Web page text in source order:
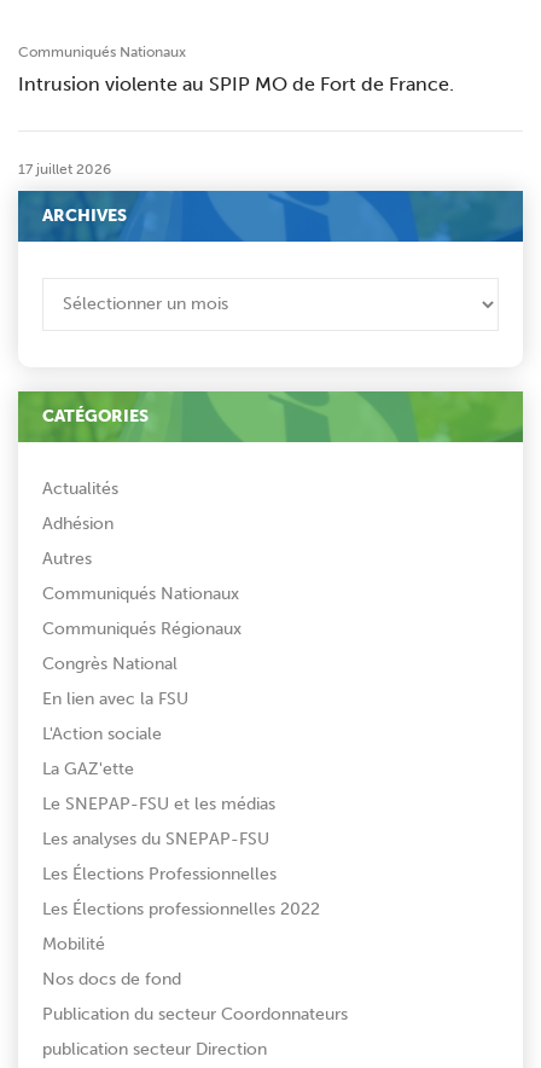
Communiqués Nationaux
Intrusion violente au SPIP MO de Fort de France.
17 juillet 2026
ARCHIVES
CATÉGORIES
Actualités
Adhésion
Autres
Communiqués Nationaux
Communiqués Régionaux
Congrès National
En lien avec la FSU
L'Action sociale
La GAZ'ette
Le SNEPAP-FSU et les médias
Les analyses du SNEPAP-FSU
Les Élections Professionnelles
Les Élections professionnelles 2022
Mobilité
Nos docs de fond
Publication du secteur Coordonnateurs
publication secteur Direction